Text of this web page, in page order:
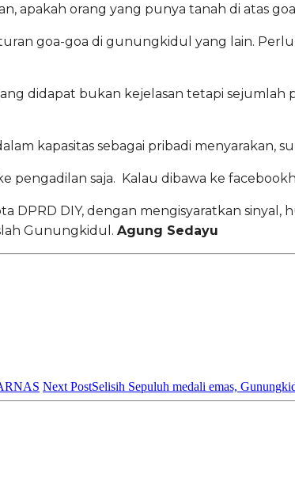
apakah orang yang punya tanah di atas
goa-goa di gunungkidul yang lain.
didapat bukan kejelasan tetapi
kapasitas sebagai pribadi menyarakan,
pengadilan saja. Kalau dibawa ke
DPRD DIY, dengan mengisyaratkan
Gunungkidul. Agung Sedayu
Next PostSelisih Sepuluh medali emas,